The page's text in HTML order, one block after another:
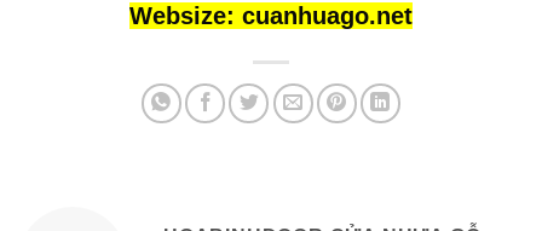
Websize: cuanhuago.net